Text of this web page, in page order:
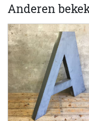
Anderen